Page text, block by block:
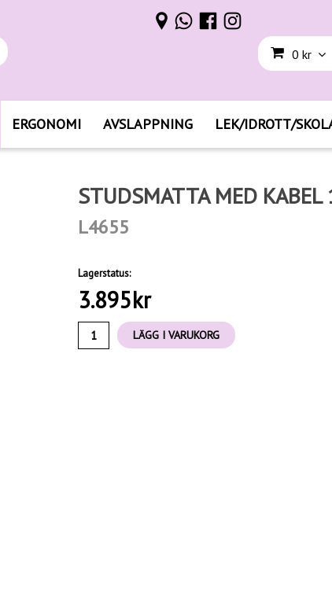
0 kr
ERGONOMI AVSLAPPNING LEK/IDROTT/
STUDSMATTA MED KABEL
L4655
Lagerstatus:
3.895kr
LÄGG I VARUKORG